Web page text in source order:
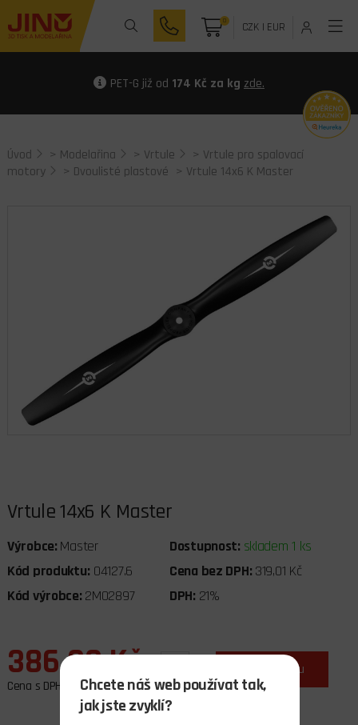
0 CZK| EUR
PET-G již od 174 Kč za kg zde.
Úvod > Modelařina > Vrtule > Vrtule pro spalovací
motory
> Dvoulisté plastové > Vrtule 14x6 K Master
Vrtule 14x6 K Master
Výrobce: Master Dostupnost: skladem 1 ks
Kód produktu: 04127.6 Cena bez DPH: 319,01 Kč
Kód výrobce: 2MO2897 DPH: 21%
386,00 Kč
Cena s DPH
do košíku
Chcete náš web používat tak,
jak jste zvyklí?